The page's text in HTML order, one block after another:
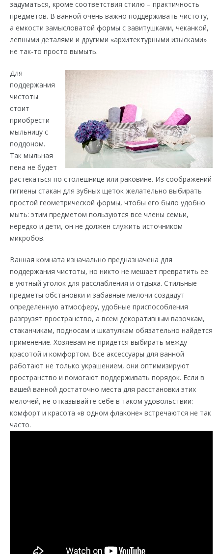
задуматься, кроме соответствия стилю – практичность
предметов. В ванной очень важно поддерживать чистоту,
а емкости замысловатой формы с завитушками, чеканкой,
лепными деталями и другими «архитектурными изысками»
не так-то просто вымыть.
Для
поддержания
чистоты
стоит
приобрести
мыльницу с
поддоном.
Так мыльная
пена не будет
растекаться по столешнице или раковине. Из соображений
гигиены стакан для зубных щеток желательно выбирать
простой геометрической формы, чтобы его было удобно
мыть: этим предметом пользуются все члены семьи,
нередко и дети, он не должен служить источником
микробов.
Ванная комната изначально предназначена для
поддержания чистоты, но никто не мешает превратить ее
в уютный уголок для расслабления и отдыха. Стильные
предметы обстановки и забавные мелочи создадут
определенную атмосферу, удобные приспособления
разгрузят пространство, а всем декоративным вазочкам,
стаканчикам, подносам и шкатулкам обязательно найдется
применение. Хозяевам не придется выбирать между
красотой и комфортом. Все аксессуары для ванной
работают не только украшением, они оптимизируют
пространство и помогают поддерживать порядок. Если в
вашей ванной достаточно места для расстановки этих
мелочей, не отказывайте себе в таком удовольствии:
комфорт и красота «в одном флаконе» встречаются не так
часто.